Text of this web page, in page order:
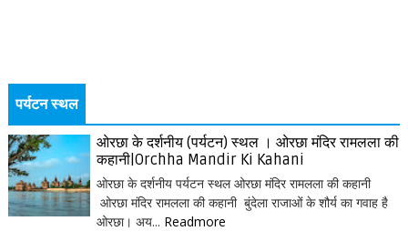
पर्यटन स्थल
ओरछा के दर्शनीय (पर्यटन) स्थल । ओरछा मंदिर रामलला की
कहानी|Orchha Mandir Ki Kahani
ओरछा के दर्शनीय पर्यटन स्थल ओरछा मंदिर रामलला की कहानी
ओरछा मंदिर रामलला की कहानी बुंदेला राजाओं के शौर्य का गवाह है
ओरछा। अय... Readmore